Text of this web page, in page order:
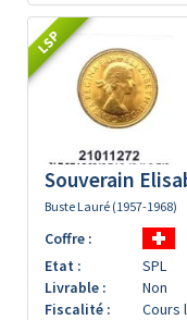
LSP
Souverain
Buste Lauré (1957-1968)
Coffre :
Etat :
SPL
Livrable :
Non
Fiscalité :
Cours